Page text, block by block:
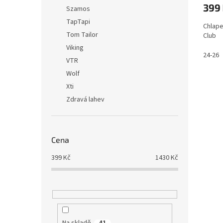
Szamos
TapTapi
Tom Tailor
Viking
VTR
Wolf
Xti
Zdravá lahev
Cena
399Kč 1430Kč
399
Club
24-26